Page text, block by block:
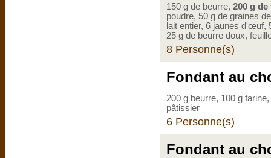
150 g de beurre, 200 g
poudre, 50 g de graines
lait entier, 6 jaunes d'œuf,
25 g de beurre doux,
8 Personne(s)
Fondant au
200 g beurre, 100 g
pâtissier
6 Personne(s)
Fondant au